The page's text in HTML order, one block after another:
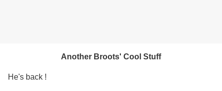
Another Broots' Cool Stuff
He's back !